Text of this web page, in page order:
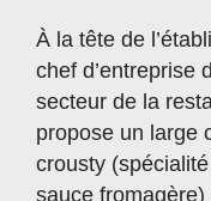
À la tête de
chef d’entreprise
secteur de la
propose un large
crousty
sauce